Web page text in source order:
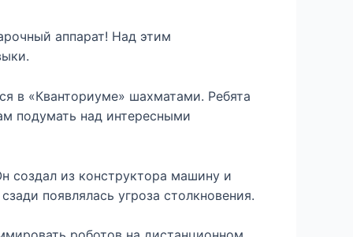
аппарат! Над этим
в «Кванториуме» шахматами. Ребята
подумать над интересными
создал из конструктора машину и
появлялась угроза столкновения.